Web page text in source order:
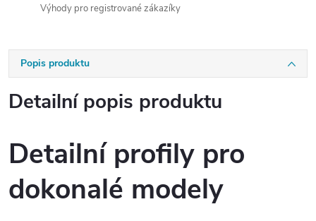
Výhody pro registrované zákazíky
Popis produktu
Detailní popis produktu
Detailní profily pro
dokonalé modely